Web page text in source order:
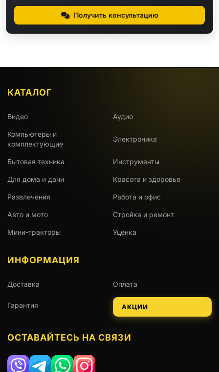
Получить консультацию
КАТАЛОГ
Видео Аудио
Компьютеры и
комплектующие
Электроника
Бытовая техника Инструменты
Для дома и дачи Красота и здоровье
Развлечения Работа и офис
Авто и мото Стройка и ремонт
Мини-тракторы Уценка
ИНФОРМАЦИЯ
Доставка Оплата
Гарантия АКЦИИ
ОСТАВАЙТЕСЬ НА СВЯЗИ
Viber TelegramWhatsAppInstagram